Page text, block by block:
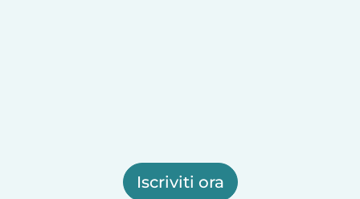
Iscriviti ora